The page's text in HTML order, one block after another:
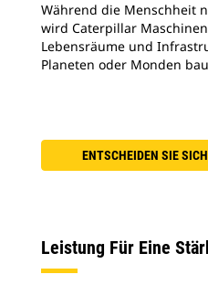
Während die Menschheit
wird Caterpillar
Lebensräume und
Planeten oder Monden
ENTSCHEIDEN SIE
Leistung Für Eine